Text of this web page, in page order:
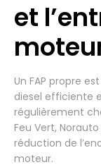
et
Un FAP propre
diesel efficiente
régulièrement
Feu Vert,
réduction de
moteur.